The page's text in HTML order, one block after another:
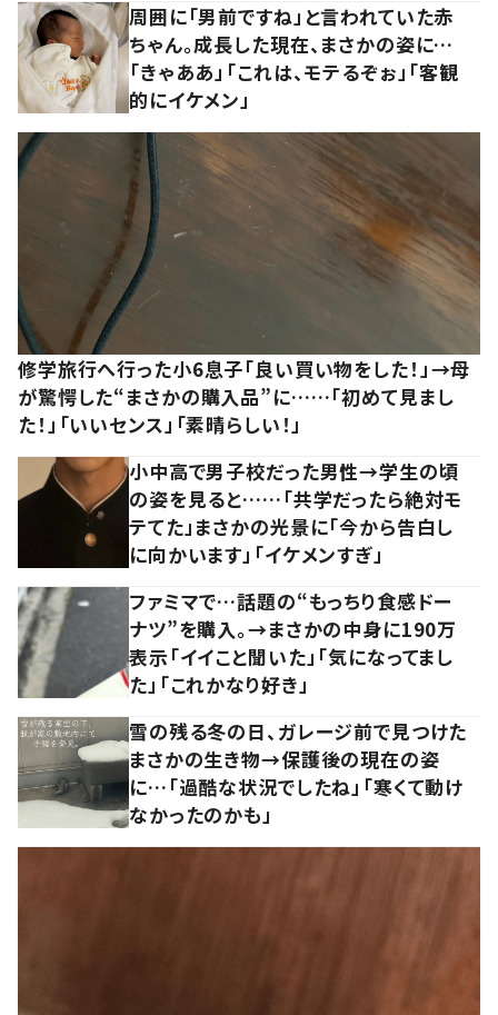
周囲に「男前ですね」と言われていた赤
ちゃん。成長した現在、まさかの姿に…
「きゃああ」「これは、モテるぞぉ」「客観
的にイケメン」
修学旅行へ行った小6息子「良い買い物をした！」→母
が驚愕した“まさかの購入品”に……「初めて見まし
た！」「いいセンス」「素晴らしい！」
小中高で男子校だった男性→学生の頃
の姿を見ると……「共学だったら絶対モ
テてた」まさかの光景に「今から告白し
に向かいます」「イケメンすぎ」
ファミマで…話題の“もっちり食感ドー
ナツ”を購入。→まさかの中身に190万
表示「イイこと聞いた」「気になってまし
た」「これかなり好き」
雪の残る冬の日、ガレージ前で見つけた
まさかの生き物→保護後の現在の姿
に…「過酷な状況でしたね」「寒くて動け
なかったのかも」